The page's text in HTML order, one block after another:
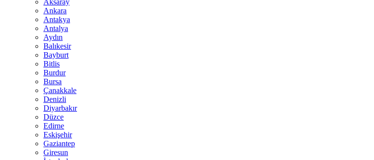
Aksaray
Ankara
Antakya
Antalya
Aydın
Balıkesir
Bayburt
Bitlis
Burdur
Bursa
Çanakkale
Denizli
Diyarbakır
Düzce
Edirne
Eskişehir
Gaziantep
Giresun